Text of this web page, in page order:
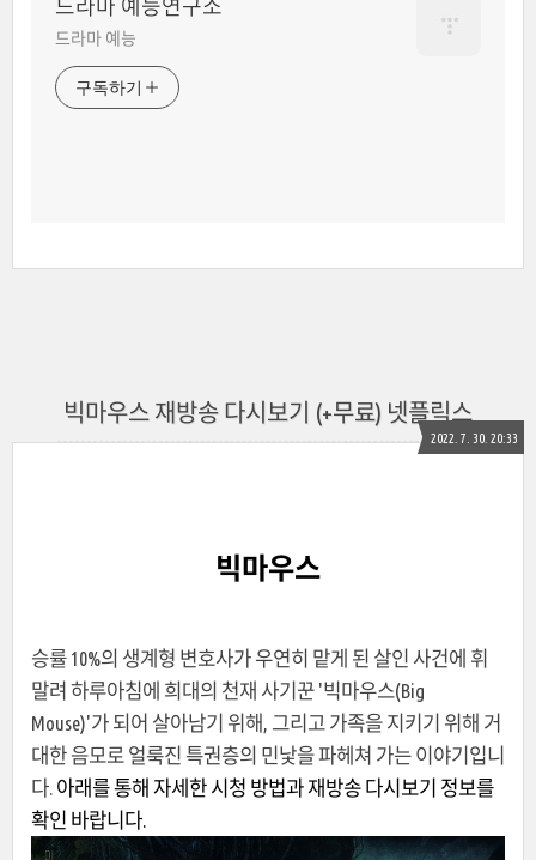
드라마 예능연구소
드라마 예능
구독하기
빅마우스 재방송 다시보기 (+무료) 넷플릭스
2022. 7. 30. 20:33
빅마우스
승률 10%의 생계형 변호사가 우연히 맡게 된 살인 사건에 휘
말려 하루아침에 희대의 천재 사기꾼 '빅마우스(Big
Mouse)'가 되어 살아남기 위해, 그리고 가족을 지키기 위해 거
대한 음모로 얼룩진 특권층의 민낯을 파헤쳐 가는 이야기입니
다. 아래를 통해 자세한 시청 방법과 재방송 다시보기 정보를
확인 바랍니다.